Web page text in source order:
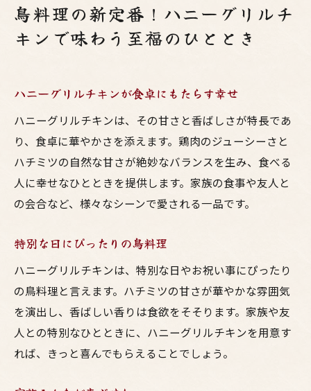
鳥料理の新定番！ハニーグリルチ
キンで味わう至福のひととき
ハニーグリルチキンが食卓にもたらす幸せ
ハニーグリルチキンは、その甘さと香ばしさが特長であ
り、食卓に華やかさを添えます。鶏肉のジューシーさと
ハチミツの自然な甘さが絶妙なバランスを生み、食べる
人に幸せなひとときを提供します。家族の食事や友人と
の会合など、様々なシーンで愛される一品です。
特別な日にぴったりの鳥料理
ハニーグリルチキンは、特別な日やお祝い事にぴったり
の鳥料理と言えます。ハチミツの甘さが華やかな雰囲気
を演出し、香ばしい香りは食欲をそそります。家族や友
人との特別なひとときに、ハニーグリルチキンを用意す
れば、きっと喜んでもらえることでしょう。